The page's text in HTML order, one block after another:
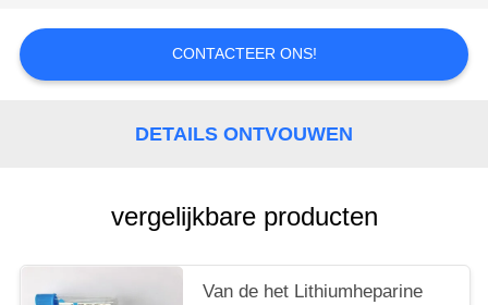
CONTACTEER ONS!
DETAILS ONTVOUWEN
vergelijkbare producten
Van de het Lithiumheparine